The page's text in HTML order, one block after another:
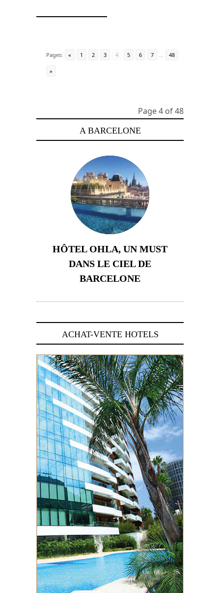
Pages: « 1 2 3 4 5 6 7 ... 48
»
Page 4 of 48
A BARCELONE
HÔTEL OHLA, UN MUST
DANS LE CIEL DE
BARCELONE
ACHAT-VENTE HOTELS